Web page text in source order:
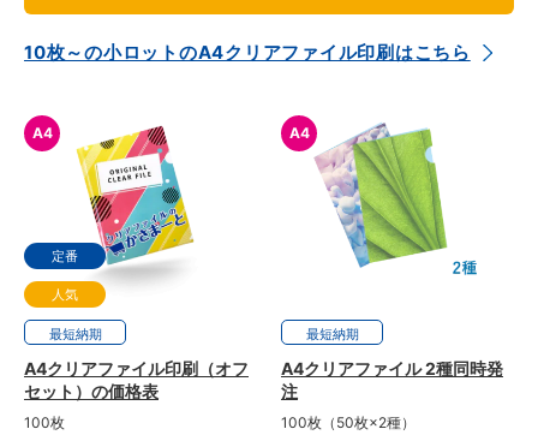
10枚～の小ロットのA4クリアファイル印刷はこちら
A4
定番
人気
最短2日納期
A4クリアファイル印刷（オフ
セット）の価格表
100枚
A4
最短2日納期
A4クリアファイル 2種同時発
注
100枚（50枚×2種）